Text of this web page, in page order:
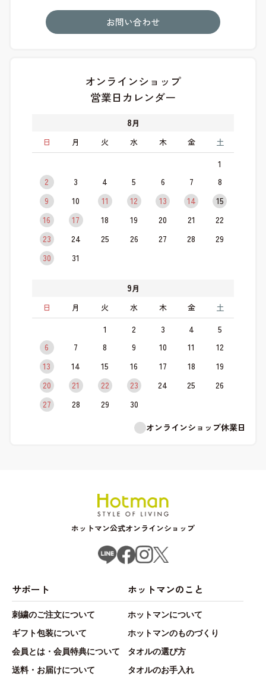
お問い合わせ
オンラインショップ
営業日カレンダー
8月
日
月 火 水 木 金 土
1
2
3 4 5 6 7
8
9
10 11 12 13 14
15
16
17 18 19 20 21
22
23
24 25 26 27 28
29
30
31
9月
日
月 火 水 木 金 土
1 2 3 4
5
6
7 8 9 10 11
12
13
14 15 16 17 18
19
20
21 22 23 24 25
26
27
28 29
30
オンラインショップ休業日
ホットマン公式オンラインショップ
サポート
刺繍のご注文について
ギフト包装について
会員とは・会員特典について
送料・お届けについて
ホットマンのこと
ホットマンについて
ホットマンのものづくり
タオルの選び方
タオルのお手入れ